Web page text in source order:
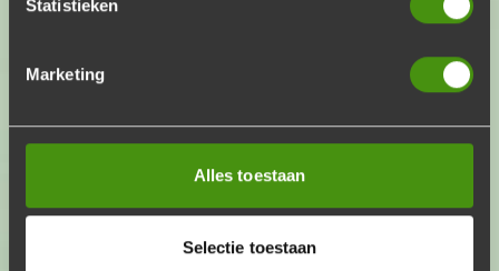
Statistieken
Marketing
Alles toestaan
Selectie toestaan
Een combinatie van 's werelds beste barbecue-
€23,95 p.p. Voeg toe